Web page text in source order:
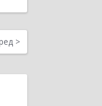
>